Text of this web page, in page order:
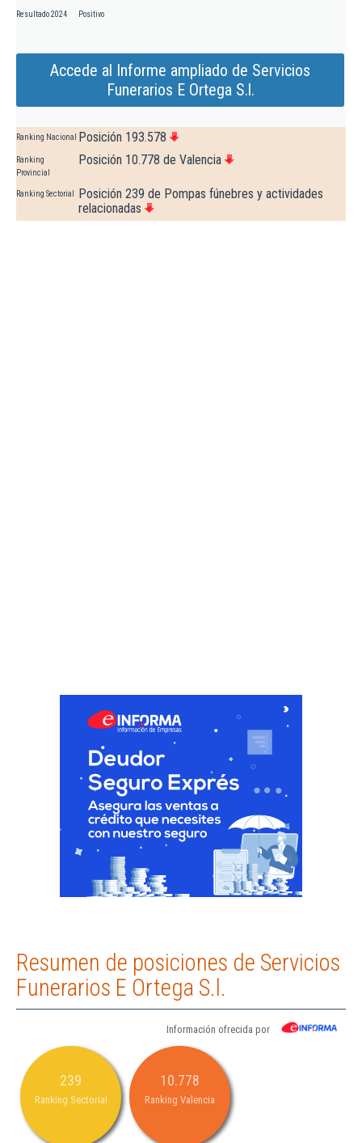
Resultado 2024 Positivo
Accede al Informe ampliado de Servicios
Funerarios E Ortega S.l.
Ranking Nacional Posición 193.578
Ranking
Provincial
Posición 10.778 de Valencia
Ranking Sectorial
Posición 239 de Pompas fúnebres y actividades
relacionadas
Resumen de posiciones de Servicios
Funerarios E Ortega S.l.
Información ofrecida por
239
Ranking Sectorial
10.778
Ranking Valencia